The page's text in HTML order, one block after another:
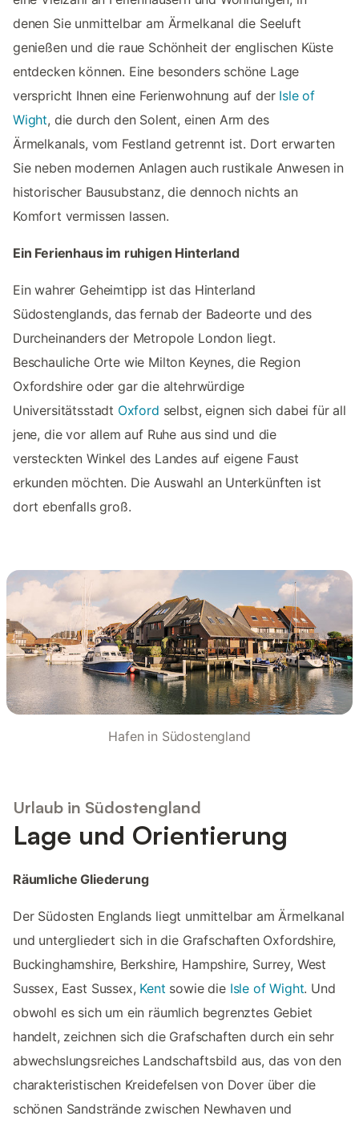
denen Sie unmittelbar am Ärmelkanal die Seeluft
genießen und die raue Schönheit der englischen Küste
entdecken können. Eine besonders schöne Lage
verspricht Ihnen eine Ferienwohnung auf der Isle of
Wight, die durch den Solent, einen Arm des
Ärmelkanals, vom Festland getrennt ist. Dort erwarten
Sie neben modernen Anlagen auch rustikale Anwesen in
historischer Bausubstanz, die dennoch nichts an
Komfort vermissen lassen.
Ein Ferienhaus im ruhigen Hinterland
Ein wahrer Geheimtipp ist das Hinterland
Südostenglands, das fernab der Badeorte und des
Durcheinanders der Metropole London liegt.
Beschauliche Orte wie Milton Keynes, die Region
Oxfordshire oder gar die altehrwürdige
Universitätsstadt Oxford selbst, eignen sich dabei für all
jene, die vor allem auf Ruhe aus sind und die
versteckten Winkel des Landes auf eigene Faust
erkunden möchten. Die Auswahl an Unterkünften ist
dort ebenfalls groß.
Hafen in Südostengland
Urlaub in Südostengland
Lage und Orientierung
Räumliche Gliederung
Der Südosten Englands liegt unmittelbar am Ärmelkanal
und untergliedert sich in die Grafschaften Oxfordshire,
Buckinghamshire, Berkshire, Hampshire, Surrey, West
Sussex, East Sussex, Kent sowie die Isle of Wight. Und
obwohl es sich um ein räumlich begrenztes Gebiet
handelt, zeichnen sich die Grafschaften durch ein sehr
abwechslungsreiches Landschaftsbild aus, das von den
charakteristischen Kreidefelsen von Dover über die
schönen Sandstrände zwischen Newhaven und